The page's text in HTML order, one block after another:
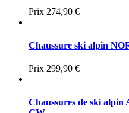
Prix 274,90 €
Chaussure ski alpin
Prix 299,90 €
Chaussures de ski